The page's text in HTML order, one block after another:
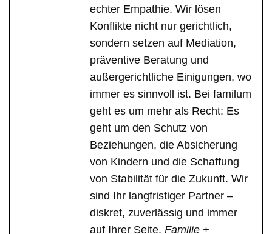
echter Empathie. Wir lösen
Konflikte nicht nur gerichtlich,
sondern setzen auf Mediation,
präventive Beratung und
außergerichtliche Einigungen, wo
immer es sinnvoll ist. Bei familum
geht es um mehr als Recht: Es
geht um den Schutz von
Beziehungen, die Absicherung
von Kindern und die Schaffung
von Stabilität für die Zukunft. Wir
sind Ihr langfristiger Partner –
diskret, zuverlässig und immer
auf Ihrer Seite. Familie +